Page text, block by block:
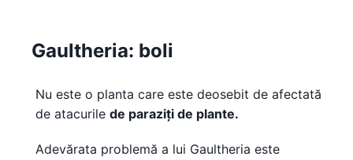
Gaultheria: boli
Nu este o planta care este deosebit de afectată
de atacurile de paraziți de plante.
Adevărata problemă a lui Gaultheria este